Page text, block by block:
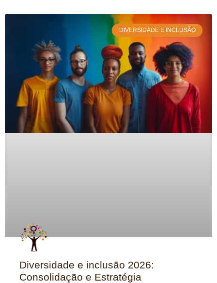
DIVERSIDADE E INCLUSÃO
Diversidade e inclusão 2026:
Consolidação e Estratégia